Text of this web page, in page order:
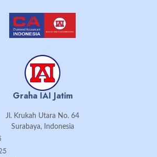
Graha IAI Jatim
Jl. Krukah Utara No. 64
Surabaya, Indonesia